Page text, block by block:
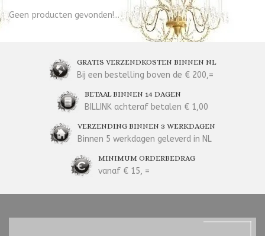
Geen producten gevonden!...
GRATIS VERZENDKOSTEN BINNEN NL
Bij een bestelling boven de € 200,=
BETAAL BINNEN 14 DAGEN
BILLINK achteraf betalen € 1,00
VERZENDING BINNEN 3 WERKDAGEN
Binnen 5 werkdagen geleverd in NL
MINIMUM ORDERBEDRAG
vanaf € 15, =